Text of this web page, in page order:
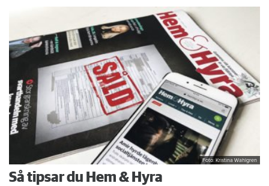
Foto: Kristina Wahlgren
Så tipsar du Hem & Hyra